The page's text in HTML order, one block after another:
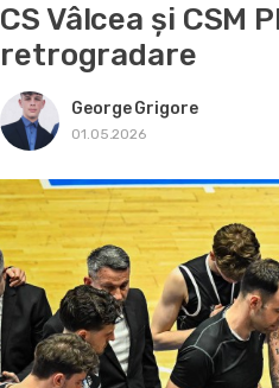
CS Vâlcea și CSM
retrogradare
George Grigore
01.05.2026